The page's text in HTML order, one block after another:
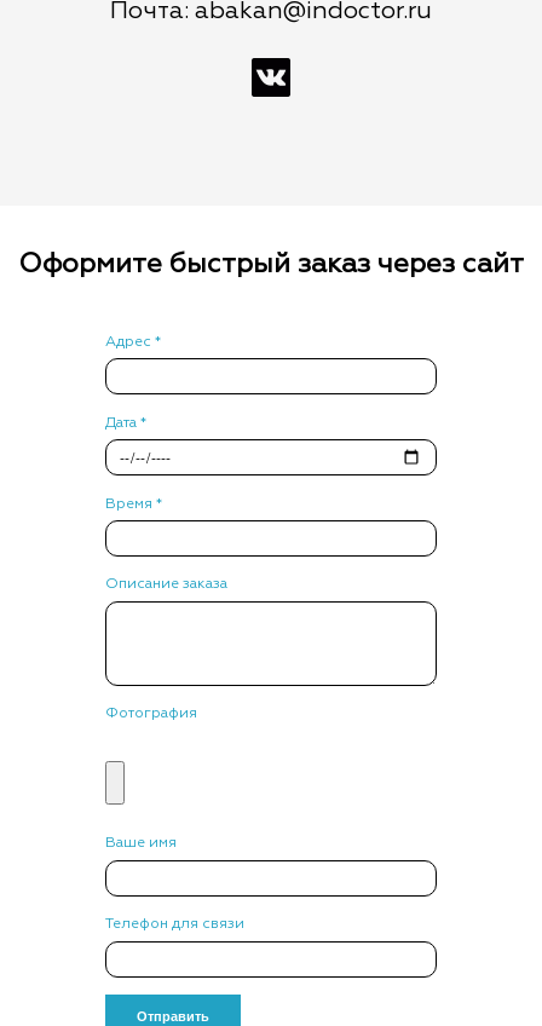
Почта: abakan@indoctor.ru
Оформите быстрый заказ через сайт
Адрес *
Дата *
Время *
Описание заказа
Фотография
Ваше имя
Телефон для связи